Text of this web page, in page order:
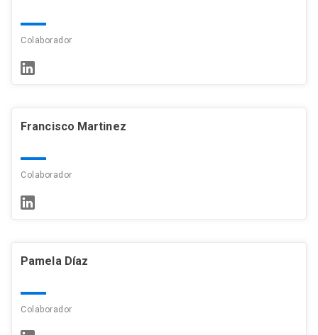
Colaborador
Francisco Martinez
Colaborador
Pamela Díaz
Colaborador